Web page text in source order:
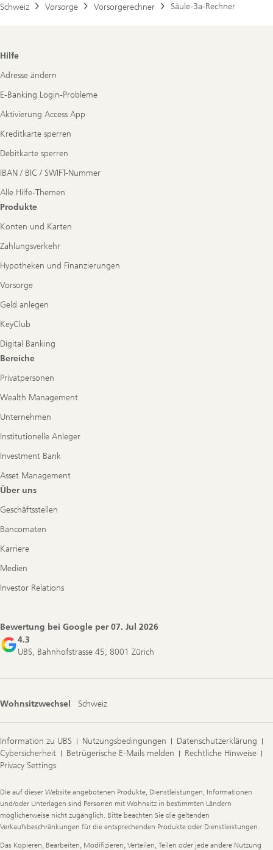
Schweiz
Vorsorge Vorsorgerechner Säule-3a-Rechner
Footer
Hilfe
Adresse ändern
E-Banking Login-Probleme
Aktivierung Access App
Kreditkarte sperren
Debitkarte sperren
IBAN / BIC / SWIFT-Nummer
Alle Hilfe-Themen
Produkte
Konten und Karten
Zahlungsverkehr
Hypotheken und Finanzierungen
Vorsorge
Geld anlegen
KeyClub
Digital Banking
Bereiche
Privatpersonen
Wealth Management
Unternehmen
Institutionelle Anleger
Investment Bank
Asset Management
Über uns
Geschäftsstellen
Bancomaten
Karriere
Medien
Investor Relations
Bewertung bei Google per07. Jul 2026
4.3
UBS, Bahnhofstrasse 45, 8001 Zürich
Wohnsitzwechsel Schweiz
Information zu UBS Nutzungsbedingungen
Datenschutzerklärung
Cybersicherheit
Betrügerische E-Mails melden
Rechtliche Hinweise
Privacy Settings
Legal
Information
Die auf dieser Website angebotenen Produkte, Dienstleistungen, Informationen
und/oder Unterlagen sind Personen mit Wohnsitz in bestimmten Ländern
möglicherweise nicht zugänglich. Bitte beachten Sie die geltenden
Verkaufsbeschränkungen für die entsprechenden Produkte oder Dienstleistungen.
Das Kopieren, Bearbeiten, Modifizieren, Verteilen, Teilen oder jede andere Nutzung